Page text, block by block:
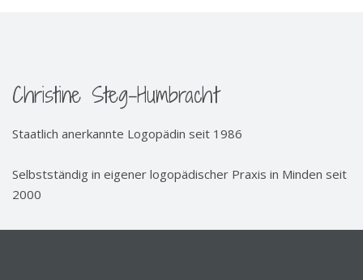
Christine Steg-Humbracht
Staatlich anerkannte Logopädin seit 1986
Selbstständig in eigener logopädischer Praxis in Minden seit
2000